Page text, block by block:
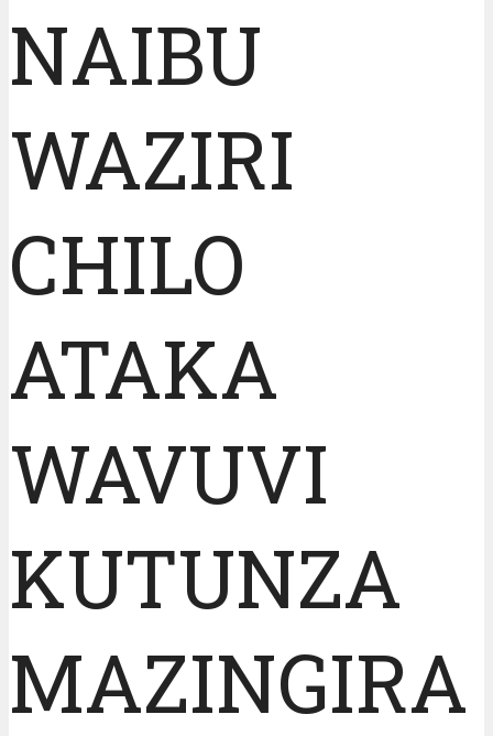
NAIBU
WAZIRI
CHILO
ATAKA
WAVUVI
KUTUNZA
MAZINGIRA